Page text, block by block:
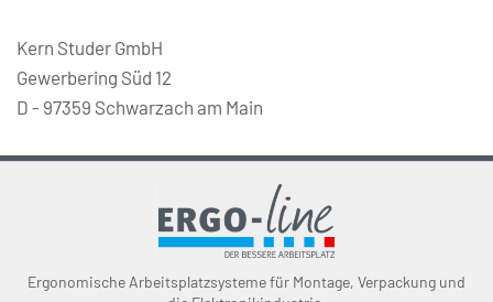
Kern Studer GmbH
Gewerbering Süd 12
D - 97359 Schwarzach am Main
Ergonomische Arbeitsplatzsysteme für Montage, Verpackung und